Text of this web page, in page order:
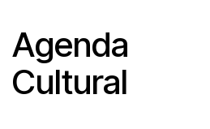
Agenda
Cultural